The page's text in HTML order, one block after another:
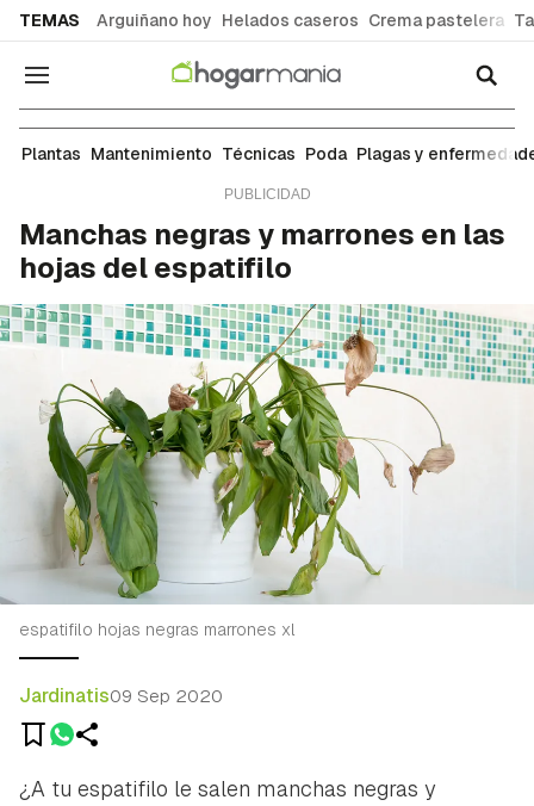
TEMAS Arguiñano hoy Helados caseros Crema pastelera
Navegación
Mantenimiento
Plantas Mantenimiento Técnicas Poda Plagas y
Manchas negras y marrones en las
hojas del espatifilo
espatifilo hojas negras marrones xl
Jardinatis09 Sep 2020
¿A tu espatifilo le salen manchas negras y